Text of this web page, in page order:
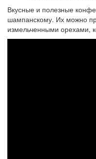
Вкусные и полезные
шампанскому. Их можно
измельченными орехами,